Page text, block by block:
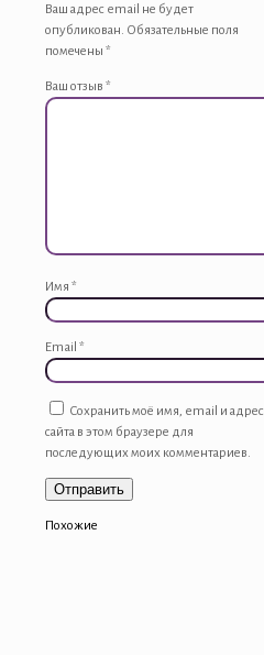
Ваш адрес email не будет
опубликован. Обязательные поля
помечены *
Ваш отзыв *
Имя *
Email *
Сохранить моё имя, email и адрес
сайта в этом браузере для
последующих моих комментариев.
Похожие